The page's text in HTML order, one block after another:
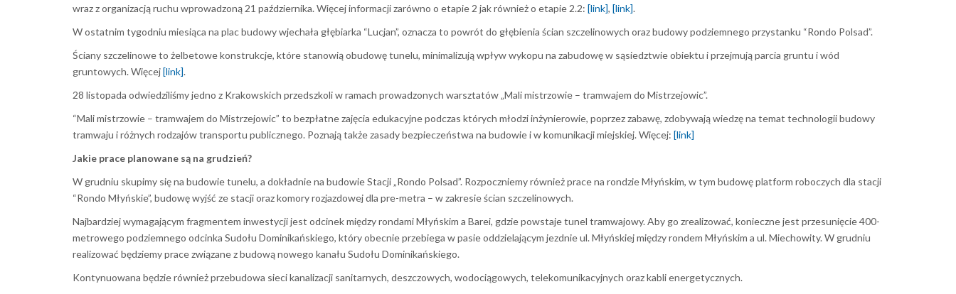
wraz z organizacją ruchu wprowadzoną 21 października. Więcej informacji zarówno o etapie 2 jak również o etapie 2.2: [link], [link].
W ostatnim tygodniu miesiąca na plac budowy wjechała głębiarka “Lucjan”, oznacza to powrót do głębienia ścian szczelinowych oraz budowy podziemnego przystanku “Rondo Polsad”.
Ściany szczelinowe to żelbetowe konstrukcje, które stanowią obudowę tunelu, minimalizują wpływ wykopu na zabudowę w sąsiedztwie obiektu i przejmują parcia gruntu i wód
gruntowych. Więcej[link].
28 listopada odwiedziliśmy jedno z Krakowskich przedszkoli w ramach prowadzonych warsztatów „Mali mistrzowie – tramwajem do Mistrzejowic”.
“Mali mistrzowie – tramwajem do Mistrzejowic” to bezpłatne zajęcia edukacyjne podczas których młodzi inżynierowie, poprzez zabawę, zdobywają wiedzę na temat technologii budowy
tramwaju i różnych rodzajów transportu publicznego. Poznają także zasady bezpieczeństwa na budowie i w komunikacji miejskiej. Więcej: [link]
Jakie prace planowane są na grudzień?
W grudniu skupimy się na budowie tunelu, a dokładnie na budowie Stacji „Rondo Polsad”. Rozpoczniemy również prace na rondzie Młyńskim, w tym budowę platform roboczych dla stacji
“Rondo Młyńskie”, budowę wyjść ze stacji oraz komory rozjazdowej dla pre-metra – w zakresie ścian szczelinowych.
Najbardziej wymagającym fragmentem inwestycji jest odcinek między rondami Młyńskim a Barei, gdzie powstaje tunel tramwajowy. Aby go zrealizować, konieczne jest przesunięcie 400-
metrowego podziemnego odcinka Sudołu Dominikańskiego, który obecnie przebiega w pasie oddzielającym jezdnie ul. Młyńskiej między rondem Młyńskim a ul. Miechowity. W grudniu
realizować będziemy prace związane z budową nowego kanału Sudołu Dominikańskiego.
Kontynuowana będzie również przebudowa sieci kanalizacji sanitarnych, deszczowych, wodociągowych, telekomunikacyjnych oraz kabli energetycznych.